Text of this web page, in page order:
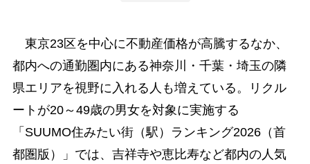
東京23区を中心に不動産価格が高騰するなか、
都内への通勤圏内にある神奈川・千葉・埼玉の隣
県エリアを視野に入れる人も増えている。リクル
ートが20～49歳の男女を対象に実施する
「SUUMO住みたい街（駅）ランキング2026（首
都圏版）」では、吉祥寺や恵比寿など都内の人気